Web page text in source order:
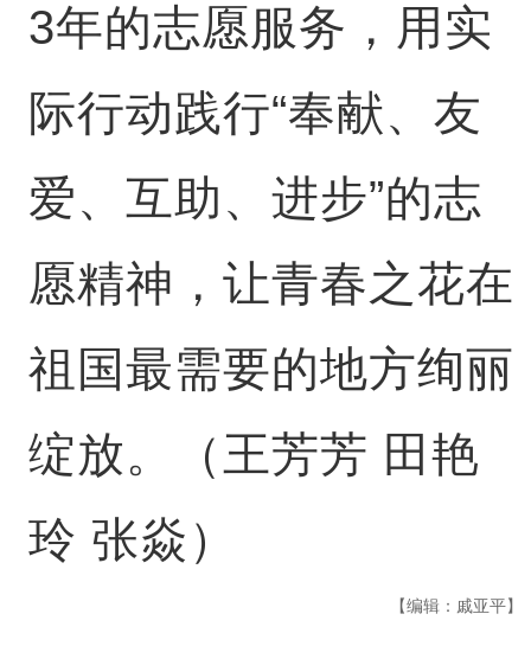
3年的志愿服务，用实
际行动践行“奉献、友
爱、互助、进步”的志
愿精神，让青春之花在
祖国最需要的地方绚丽
绽放。（王芳芳 田艳
玲 张焱）
【编辑：戚亚平】